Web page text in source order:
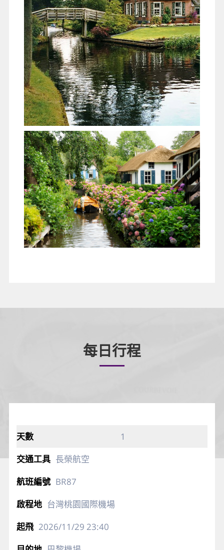
每日行程
1
長榮航空
BR87
台灣桃園國際機場
2026/11/29 23:40